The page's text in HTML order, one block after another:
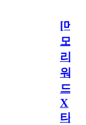
[메
모
리
워
드
X
타